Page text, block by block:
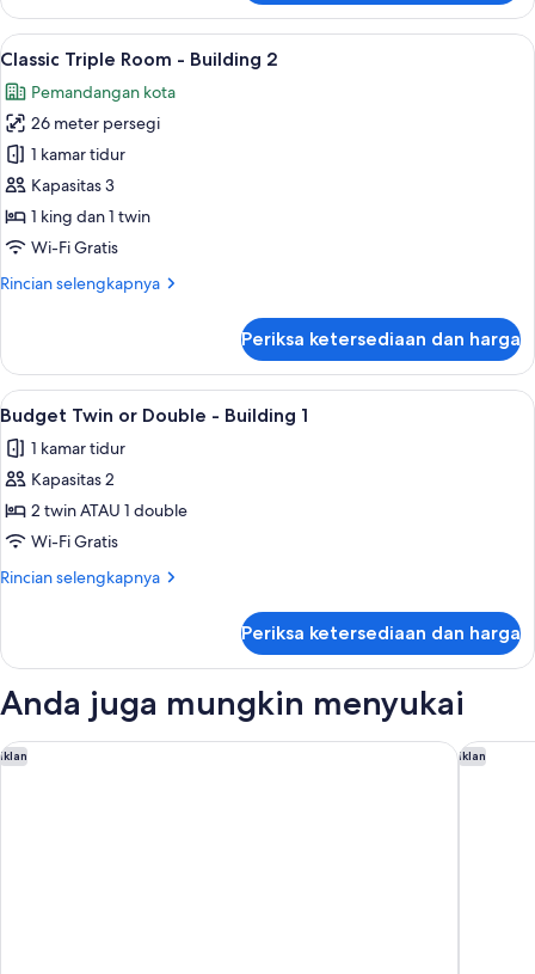
Classic
Quadruple
Room
Building
2
Lihat
semua
foto
untuk
Classic
Triple
Room
-
2
Classic Triple Room - Building 2 |
17
Classic Triple Room - Building 2
Pemandangan kota
26 meter persegi
1 kamar tidur
Kapasitas 3
1 king dan 1 twin
Wi-Fi Gratis
Rincian selengkapnya
Rincian
Classic
Triple
Room
Building
2
Periksa ketersediaan dan harga
Lihat
semua
foto
untuk
Budget
Twin
or
Building
Tirai kedap cahaya, Wi-Fi gratis, dan
13
Budget Twin or Double - Building 1
1 kamar tidur
Kapasitas 2
2 twin ATAU 1 double
Wi-Fi Gratis
Rincian selengkapnya
Rincian
Budget
or
-
Building
Periksa ketersediaan dan harga
Anda juga mungkin menyukai
Iklan
Capella Bangkok Iklan
The